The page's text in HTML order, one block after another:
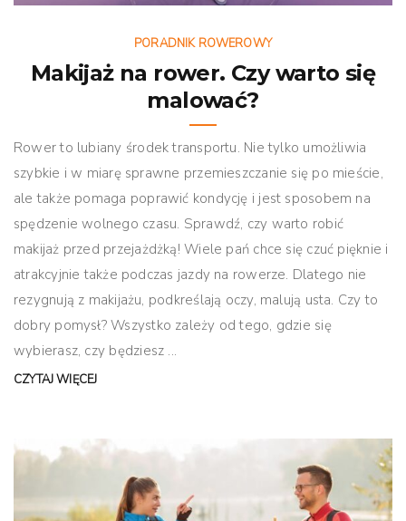
PORADNIK ROWEROWY
Makijaż na rower. Czy warto się
malować?
Rower to lubiany środek transportu. Nie tylko umożliwia
szybkie i w miarę sprawne przemieszczanie się po mieście,
ale także pomaga poprawić kondycję i jest sposobem na
spędzenie wolnego czasu. Sprawdź, czy warto robić
makijaż przed przejażdżką! Wiele pań chce się czuć pięknie i
atrakcyjnie także podczas jazdy na rowerze. Dlatego nie
rezygnują z makijażu, podkreślają oczy, malują usta. Czy to
dobry pomysł? Wszystko zależy od tego, gdzie się
wybierasz, czy będziesz ...
CZYTAJ WIĘCEJ